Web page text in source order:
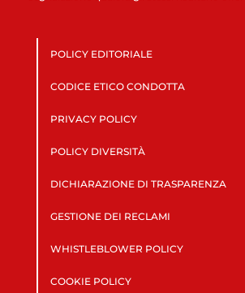
POLICY EDITORIALE
CODICE ETICO CONDOTTA
PRIVACY POLICY
POLICY DIVERSITÀ
DICHIARAZIONE DI TRASPARENZA
GESTIONE DEI RECLAMI
WHISTLEBLOWER POLICY
COOKIE POLICY